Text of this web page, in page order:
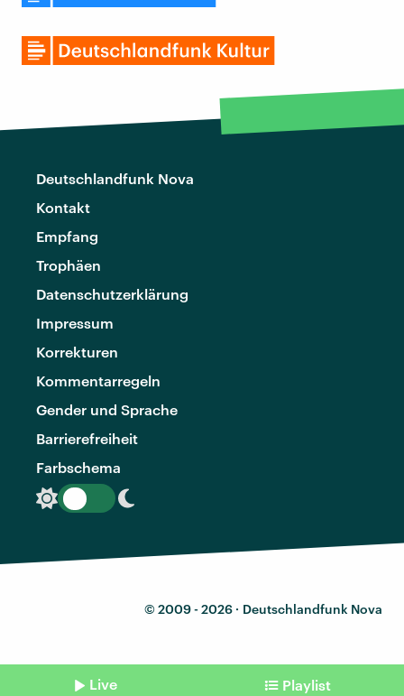
Deutschlandfunk Nova
Kontakt
Empfang
Trophäen
Datenschutzerklärung
Impressum
Korrekturen
Kommentarregeln
Gender und Sprache
Barrierefreiheit
Farbschema
© 2009 - 2026 · Deutschlandfunk Nova
Live Playlist